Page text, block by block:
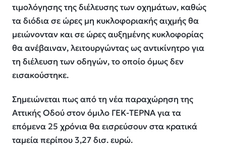
τιμολόγησης της διέλευσης των οχημάτων, καθώς
τα διόδια σε ώρες μη κυκλοφοριακής αιχμής θα
μειώνονταν και σε ώρες αυξημένης κυκλοφορίας
θα ανέβαιναν, λειτουργώντας ως αντικίνητρο για
τη διέλευση των οδηγών, το οποίο όμως δεν
εισακούστηκε.
Σημειώνεται πως από τη νέα παραχώρηση της
Αττικής Οδού στον όμιλο ΓΕΚ-ΤΕΡΝΑ για τα
επόμενα 25 χρόνια θα εισρεύσουν στα κρατικά
ταμεία περίπου 3,27 δισ. ευρώ.